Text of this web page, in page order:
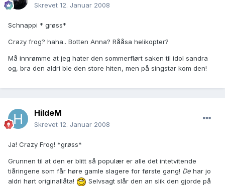
Skrevet 12. Januar 2008
Schnappi * grøss*
Crazy frog? haha.. Botten Anna? Rååsa helikopter?
Må innrømme at jeg hater den sommerflørt saken til idol sandra
og, bra den aldri ble den store hiten, men på singstar kom den!
HildeM
Skrevet 12. Januar 2008
Ja! Crazy Frog! *grøss*
Grunnen til at den er blitt så populær er alle det intetvitende
tiåringene som får høre gamle slagere for første gang! De har jo
aldri hørt originallåta!
Selvsagt slår den an slik den gjorde på